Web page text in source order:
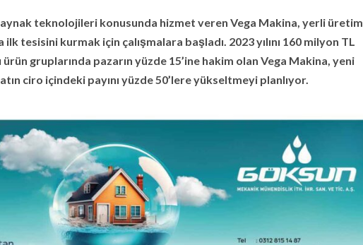
teknolojileri konusunda hizmet veren Vega Makina, yerli üretim
tesisini kurmak için çalışmalara başladı. 2023 yılını 160 milyon TL
gruplarında pazarın yüzde 15’ine hakim olan Vega Makina, yeni
ciro içindeki payını yüzde 50’lere yükseltmeyi planlıyor.